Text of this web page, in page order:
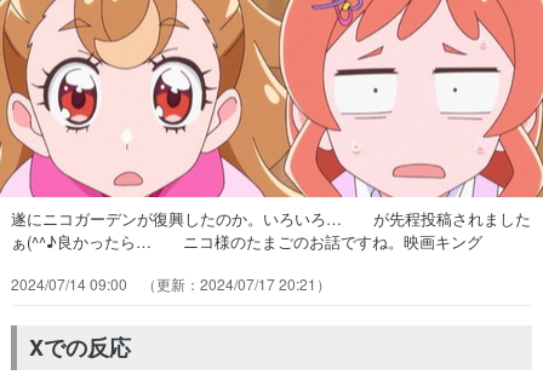
遂にニコガーデンが復興したのか。いろいろ… が先程投稿されました
ぁ(^^♪良かったら… ニコ様のたまごのお話ですね。映画キング
れてるときに、木から落ちそう… めっちゃドンキーコングやん。ん
２４話の感想です。ニコ様が卵の状態で… 再建完了、ニコガーデン。
キラリンアニマル… ドラミングしてる!?という事は…あのガル…
2024/07/14 09:00 2024/07/17 20:21
Xでの反応